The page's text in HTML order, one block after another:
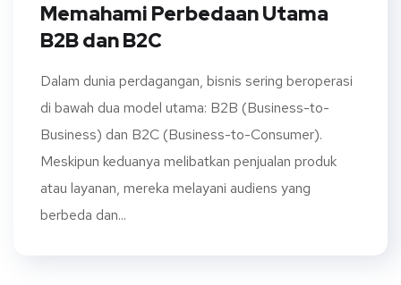
Memahami Perbedaan Utama
B2B dan B2C
Dalam dunia perdagangan, bisnis sering beroperasi
di bawah dua model utama: B2B (Business-to-
Business) dan B2C (Business-to-Consumer).
Meskipun keduanya melibatkan penjualan produk
atau layanan, mereka melayani audiens yang
berbeda dan...